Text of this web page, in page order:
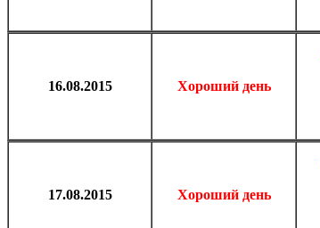
16.08.2015 Хороший день
17.08.2015 Хороший день